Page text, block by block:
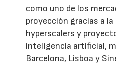
como uno de los
proyección gracias a
hyperscalers y
inteligencia artificial,
Barcelona, Lisboa y